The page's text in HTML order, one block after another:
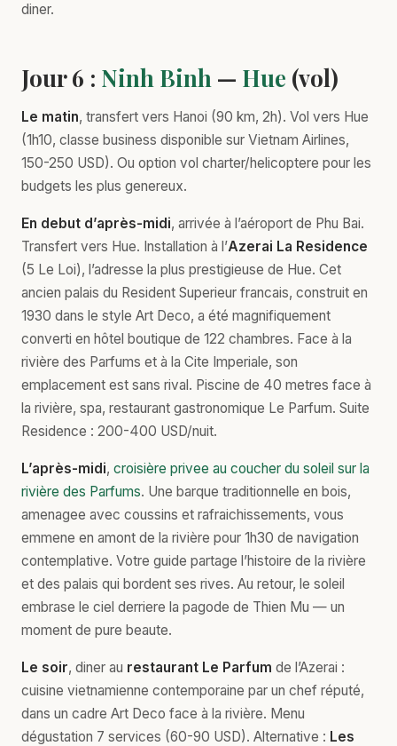
diner.
Jour 6 : Ninh Binh — Hue (vol)
Le matin, transfert vers Hanoi (90 km, 2h). Vol vers Hue
(1h10, classe business disponible sur Vietnam Airlines,
150-250 USD). Ou option vol charter/helicoptere pour les
budgets les plus genereux.
En debut d’après-midi, arrivée à l’aéroport de Phu Bai.
Transfert vers Hue. Installation à l’Azerai La Residence
(5 Le Loi), l’adresse la plus prestigieuse de Hue. Cet
ancien palais du Resident Superieur francais, construit en
1930 dans le style Art Deco, a été magnifiquement
converti en hôtel boutique de 122 chambres. Face à la
rivière des Parfums et à la Cite Imperiale, son
emplacement est sans rival. Piscine de 40 metres face à
la rivière, spa, restaurant gastronomique Le Parfum. Suite
Residence : 200-400 USD/nuit.
L’après-midi, croisière privee au coucher du soleil sur la
rivière des Parfums. Une barque traditionnelle en bois,
amenagee avec coussins et rafraichissements, vous
emmene en amont de la rivière pour 1h30 de navigation
contemplative. Votre guide partage l’histoire de la rivière
et des palais qui bordent ses rives. Au retour, le soleil
embrase le ciel derriere la pagode de Thien Mu — un
moment de pure beaute.
Le soir, diner au restaurant Le Parfum de l’Azerai :
cuisine vietnamienne contemporaine par un chef réputé,
dans un cadre Art Deco face à la rivière. Menu
dégustation 7 services (60-90 USD). Alternative : Les